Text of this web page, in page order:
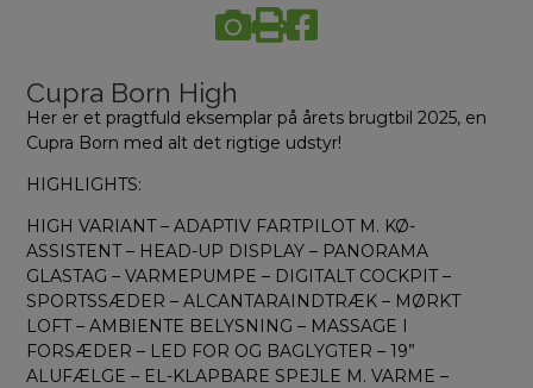
Cupra Born High
Her er et pragtfuld eksemplar på årets brugtbil 2025, en
Cupra Born med alt det rigtige udstyr!
HIGHLIGHTS:
HIGH VARIANT – ADAPTIV FARTPILOT M. KØ-
ASSISTENT – HEAD-UP DISPLAY – PANORAMA
GLASTAG – VARMEPUMPE – DIGITALT COCKPIT –
SPORTSSÆDER – ALCANTARAINDTRÆK – MØRKT
LOFT – AMBIENTE BELYSNING – MASSAGE I
FORSÆDER – LED FOR OG BAGLYGTER – 19”
ALUFÆLGE – EL-KLAPBARE SPEJLE M. VARME –